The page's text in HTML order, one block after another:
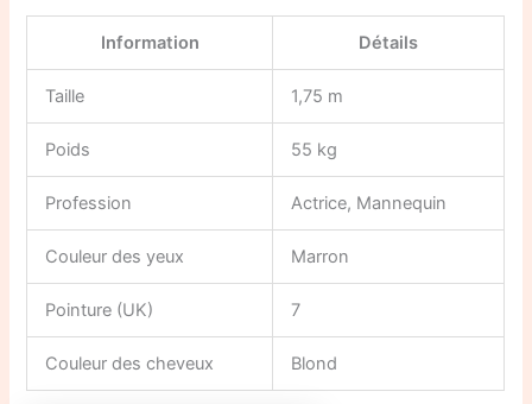
Information Détails
Taille 1,75 m
Poids 55 kg
Profession Actrice, Mannequin
Couleur des yeux Marron
Pointure (UK) 7
Couleur des cheveux Blond